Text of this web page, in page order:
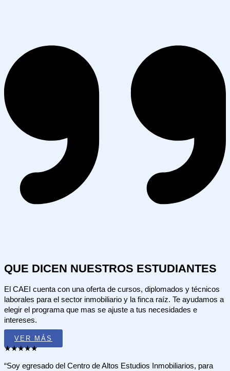
QUE DICEN NUESTROS ESTUDIANTES
El CAEI cuenta con una oferta de cursos, diplomados y técnicos
laborales para el sector inmobiliario y la finca raíz. Te ayudamos a
elegir el programa que mas se ajuste a tus necesidades e
intereses.
VER MÁS
★★★★★
“Soy egresado del Centro de Altos Estudios Inmobiliarios, para